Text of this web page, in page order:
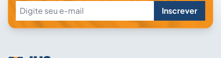
Inscrever